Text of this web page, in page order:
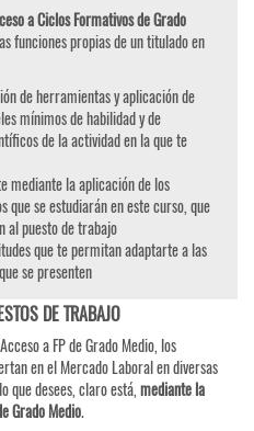
a Ciclos Formativos de Grado
funciones propias de un titulado en
de herramientas y aplicación de
mínimos de habilidad y de
de la actividad en la que te
mediante la aplicación de los
que se estudiarán en este curso, que
al puesto de trabajo
que te permitan adaptarte a las
se presenten
DE TRABAJO
a FP de Grado Medio, los
en el Mercado Laboral en diversas
que desees, claro está,mediante la
Grado Medio.